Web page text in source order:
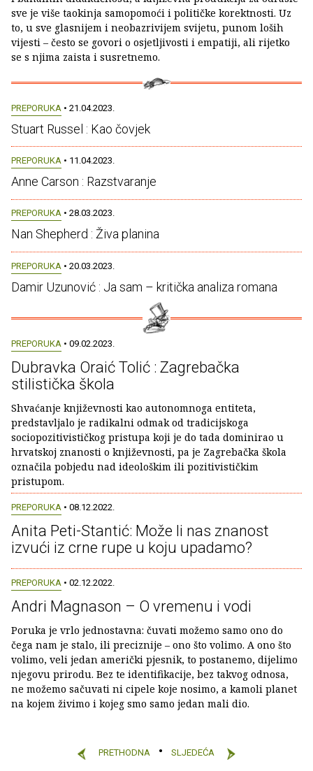
sve je više taokinja samopomoći i političke korektnosti. Uz
to, u sve glasnijem i neobazrivijem svijetu, punom loših
vijesti – često se govori o osjetljivosti i empatiji, ali rijetko
se s njima zaista i susretnemo.
PREPORUKA • 21.04.2023.
Stuart Russel : Kao čovjek
PREPORUKA • 11.04.2023.
Anne Carson : Razstvaranje
PREPORUKA • 28.03.2023.
Nan Shepherd : Živa planina
PREPORUKA • 20.03.2023.
Damir Uzunović : Ja sam – kritička analiza romana
PREPORUKA • 09.02.2023.
Dubravka Oraić Tolić : Zagrebačka
stilistička škola
Shvaćanje književnosti kao autonomnoga entiteta,
predstavljalo je radikalni odmak od tradicijskoga
sociopozitivističkog pristupa koji je do tada dominirao u
hrvatskoj znanosti o književnosti, pa je Zagrebačka škola
označila pobjedu nad ideološkim ili pozitivističkim
pristupom.
PREPORUKA • 08.12.2022.
Anita Peti-Stantić: Može li nas znanost
izvući iz crne rupe u koju upadamo?
PREPORUKA • 02.12.2022.
Andri Magnason – O vremenu i vodi
Poruka je vrlo jednostavna: čuvati možemo samo ono do
čega nam je stalo, ili preciznije – ono što volimo. A ono što
volimo, veli jedan američki pjesnik, to postanemo, dijelimo
njegovu prirodu. Bez te identifikacije, bez takvog odnosa,
ne možemo sačuvati ni cipele koje nosimo, a kamoli planet
na kojem živimo i kojeg smo samo jedan mali dio.
PRETHODNA SLJEDEĆA